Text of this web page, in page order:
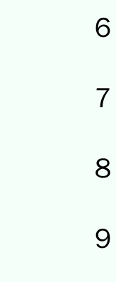
６
７
８
９